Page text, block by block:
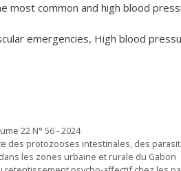
most common and high blood
emergencies, High blood
22 N° 56 - 2024
des protozooses intestinales, des
les zones urbaine et rurale du Gabon